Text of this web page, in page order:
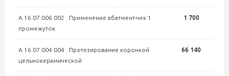
А 16.07.006.002 Применение абатмент-чек 1
промежуток
1 700
А 16.07.004.004 Протезирование коронкой
цельнокерамической
66 140